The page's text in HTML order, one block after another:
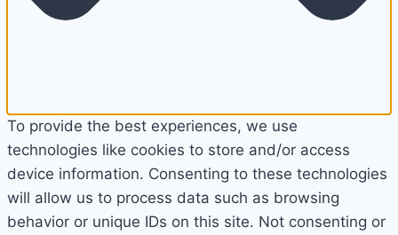
To provide the best experiences, we use
technologies like cookies to store and/or access
device information. Consenting to these technologies
will allow us to process data such as browsing
behavior or unique IDs on this site. Not consenting or